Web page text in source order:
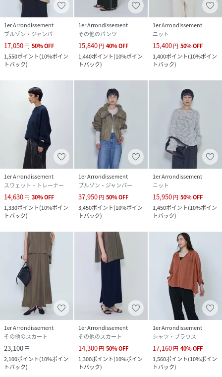
1er Arrondissement
ブルゾン・ジャンパー
17,050円 50%OFF
1,550ポイント(10%ポイン
トバック)
1er Arrondissement
その他のパンツ
15,840円 40%OFF
1,440ポイント(10%ポイン
トバック)
1er Arrondissement
ニット
15,400円 50%OFF
1,400ポイント(10%ポイン
トバック)
1er Arrondissement
スウェット・トレーナー
14,630円 30%OFF
1,330ポイント(10%ポイン
トバック)
1er Arrondissement
ブルゾン・ジャンパー
37,950円 50%OFF
3,450ポイント(10%ポイン
トバック)
1er Arrondissement
ニット
15,950円 50%OFF
1,450ポイント(10%ポイン
トバック)
1er Arrondissement
その他のスカート
23,100円
2,100ポイント(10%ポイン
トバック)
1er Arrondissement
その他のスカート
14,300円 50%OFF
1,300ポイント(10%ポイン
トバック)
1er Arrondissement
シャツ・ブラウス
17,160円 40%OFF
1,560ポイント(10%ポイン
トバック)